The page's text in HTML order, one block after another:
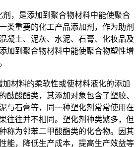
，是添加到聚合物材料中能使聚合
类重要的化工产品添加剂，作为助剂
凝土、泥灰、水泥、石膏、化妆品及
加到聚合物材料中能使聚合物塑性增
材料的柔软性或使材料液化的添加
酞酸酯类，其添加对象包含了塑胶、
与石膏等，同一种塑化剂常常使用在
往往并不相同。塑化剂种类繁多，但
称为邻苯二甲酸酯类的化合物。因其
能，降低生产成本，提高生产效益等